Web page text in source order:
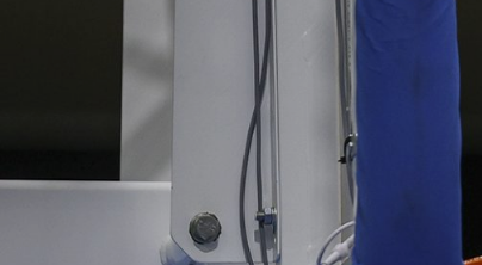
ÁREA TÉCNICA
PROJETOS